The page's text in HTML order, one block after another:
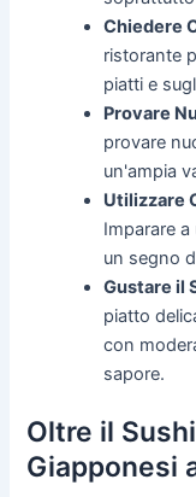
Chiedere
ristorante
piatti e
Provare
provare
un'ampia
Utilizzare
Imparare
un segno
Gustare il
piatto
con
sapore.
Oltre il
Giapponesi